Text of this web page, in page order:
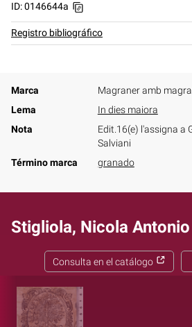
ID: 0146644a
Registro bibliográfico
Marca
Magraner amb
Lema
In dies maiora
Nota
Edit.16(e) l'assigna a
Salviani
Término marca
granado
Stigliola, Nicola Antonio
Consulta en el catálogo